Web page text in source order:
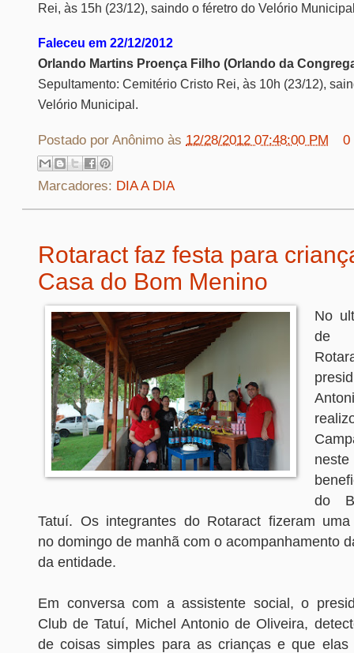
Rei, às 15h (23/12), saindo o féretro do Velório
Faleceu em 22/12/2012
Orlando Martins Proença Filho (Orlando da
Sepultamento: Cemitério Cristo Rei, às 10h (23/12),
Velório Municipal.
Postado por Anônimo às 12/28/2012 07:48:00 PM 0
Marcadores: DIA A DIA
Rotaract faz festa para
Casa do Bom Menino
No
de
do
Tatuí. Os integrantes do Rotaract fizeram
no domingo de manhã com o acompanhamento
da entidade.
Em conversa com a assistente social, o
Club de Tatuí, Michel Antonio de Oliveira,
de coisas simples para as crianças e que elas